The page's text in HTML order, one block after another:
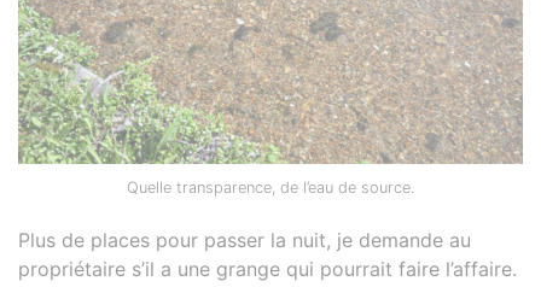
Quelle transparence, de l’eau de source.
Plus de places pour passer la nuit, je demande au
propriétaire s’il a une grange qui pourrait faire l’affaire.